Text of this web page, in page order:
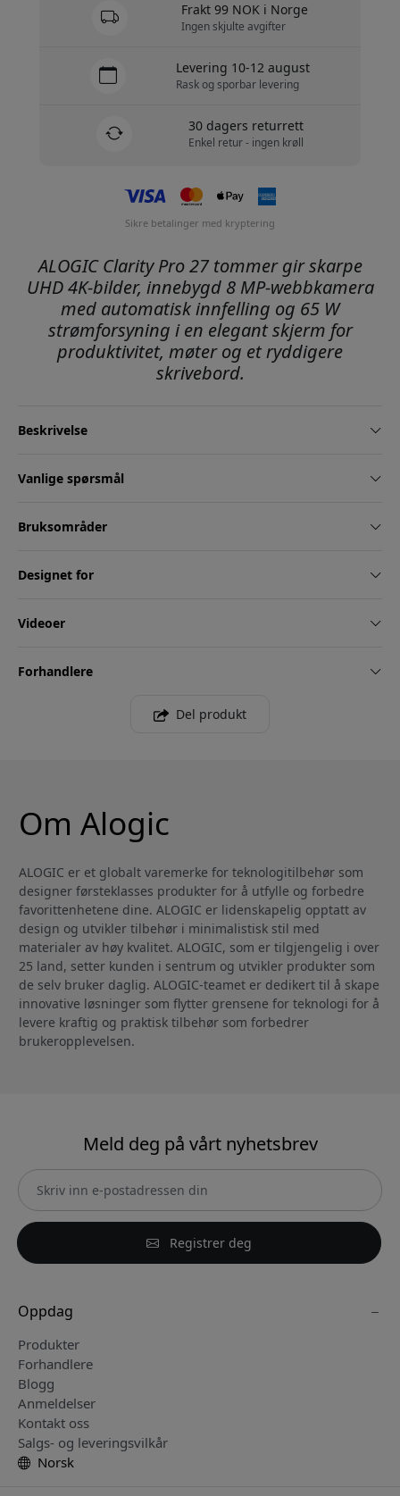
Frakt 99 NOK i Norge
Ingen skjulte avgifter
Levering 10-12 august
Rask og sporbar levering
30 dagers returrett
Enkel retur - ingen krøll
Sikre betalinger med kryptering
ALOGIC Clarity Pro 27 tommer gir skarpe
UHD 4K-bilder, innebygd 8 MP-webbkamera
med automatisk innfelling og 65 W
strømforsyning i en elegant skjerm for
produktivitet, møter og et ryddigere
skrivebord.
Beskrivelse
Vanlige spørsmål
Bruksområder
Designet for
Videoer
Forhandlere
Del produkt
Om Alogic
ALOGIC er et globalt varemerke for teknologitilbehør som
designer førsteklasses produkter for å utfylle og forbedre
favorittenhetene dine. ALOGIC er lidenskapelig opptatt av
design og utvikler tilbehør i minimalistisk stil med
materialer av høy kvalitet. ALOGIC, som er tilgjengelig i over
25 land, setter kunden i sentrum og utvikler produkter som
de selv bruker daglig. ALOGIC-teamet er dedikert til å skape
innovative løsninger som flytter grensene for teknologi for å
levere kraftig og praktisk tilbehør som forbedrer
brukeropplevelsen.
Meld deg på vårt nyhetsbrev
Registrer deg
Oppdag
Produkter
Forhandlere
Blogg
Anmeldelser
Kontakt oss
Salgs- og leveringsvilkår
Norsk